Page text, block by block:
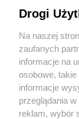
Wydawca
Drogi
Na naszej
zaufanych
informacje na
osobowe,
informacje
przeglądania
reklam, wybór